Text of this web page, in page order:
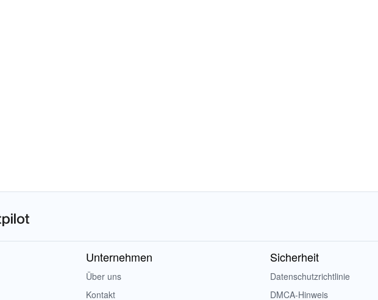
Unternehmen
Über uns
Kontakt
Sicherheit
Datenschutzrichtlinie
DMCA-Hinweis